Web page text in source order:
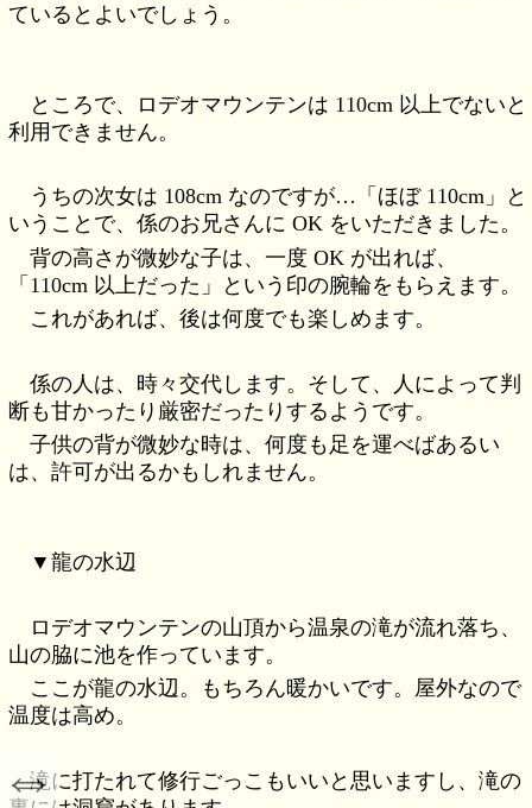
ているとよいでしょう。
ところで、ロデオマウンテンは 110cm 以上でないと
利用できません。
うちの次女は 108cm なのですが…「ほぼ 110cm」と
いうことで、係のお兄さんに OK をいただきました。
背の高さが微妙な子は、一度 OK が出れば、
「110cm 以上だった」という印の腕輪をもらえます。
これがあれば、後は何度でも楽しめます。
係の人は、時々交代します。そして、人によって判
断も甘かったり厳密だったりするようです。
子供の背が微妙な時は、何度も足を運べばあるい
は、許可が出るかもしれません。
▼龍の水辺
ロデオマウンテンの山頂から温泉の滝が流れ落ち、
山の脇に池を作っています。
ここが龍の水辺。もちろん暖かいです。屋外なので
温度は高め。
滝に打たれて修行ごっこもいいと思いますし、滝の
⇔